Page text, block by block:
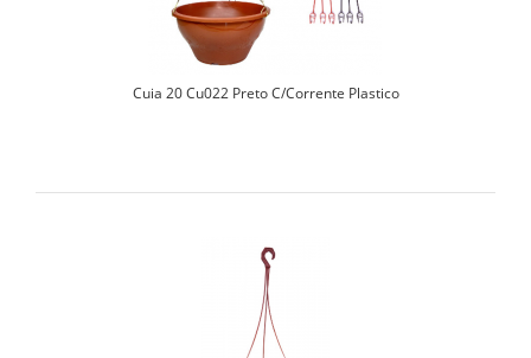
Cuia 20 Cu022 Preto C/Corrente Plastico